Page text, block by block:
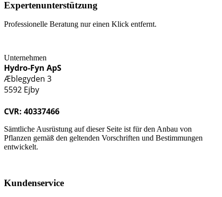
Expertenunterstützung
Professionelle Beratung nur einen Klick entfernt.
Unternehmen
Hydro-Fyn ApS
Æblegyden 3
5592 Ejby
CVR: 40337466
Sämtliche Ausrüstung auf dieser Seite ist für den Anbau von
Pflanzen gemäß den geltenden Vorschriften und Bestimmungen
entwickelt.
Kundenservice